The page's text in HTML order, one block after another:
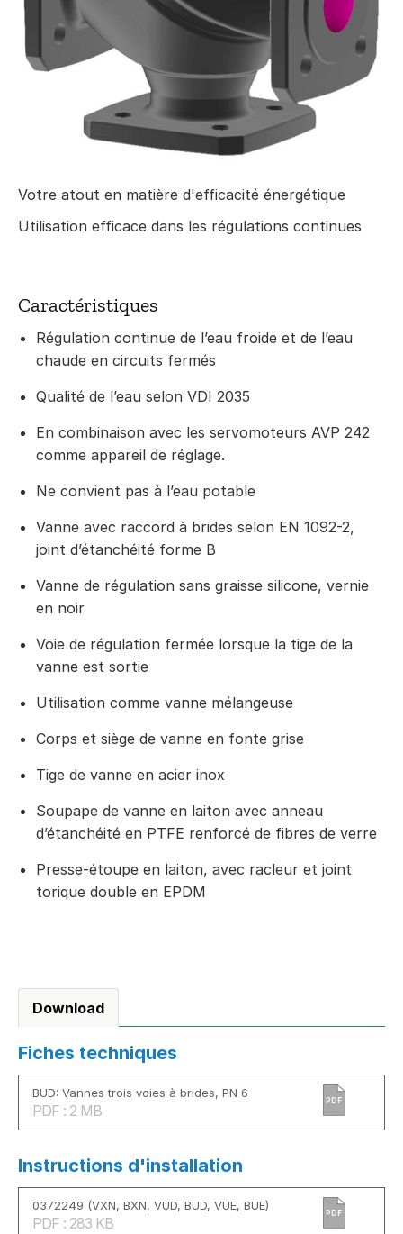
Votre atout en matière d'efficacité énergétique
Utilisation efficace dans les régulations continues
Caractéristiques
Régulation continue de l’eau froide et de l’eau
chaude en circuits fermés
Qualité de l’eau selon VDI 2035
En combinaison avec les servomoteurs AVP 242
comme appareil de réglage.
Ne convient pas à l’eau potable
Vanne avec raccord à brides selon EN 1092-2,
joint d’étanchéité forme B
Vanne de régulation sans graisse silicone, vernie
en noir
Voie de régulation fermée lorsque la tige de la
vanne est sortie
Utilisation comme vanne mélangeuse
Corps et siège de vanne en fonte grise
Tige de vanne en acier inox
Soupape de vanne en laiton avec anneau
d’étanchéité en PTFE renforcé de fibres de verre
Presse-étoupe en laiton, avec racleur et joint
torique double en EPDM
Download
Fiches techniques
BUD: Vannes trois voies à brides, PN 6
PDF : 2 MB
PDF
Instructions d'installation
0372249 (VXN, BXN, VUD, BUD, VUE, BUE)
PDF : 283 KB
PDF